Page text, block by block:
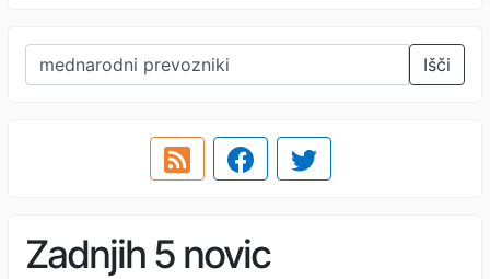
Išči
Zadnjih 5 novic